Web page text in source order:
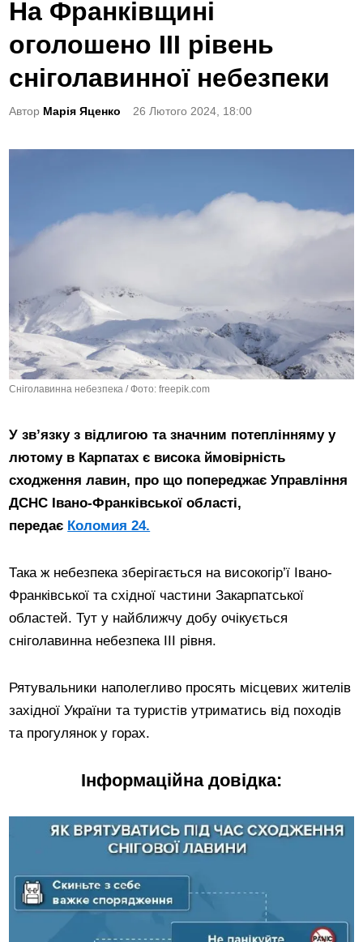
s
t
e
d
i
На Франківщині
оголошено III рівень
сніголавинної небезпеки
Автор Марія Яценко 26 Лютого 2024, 18:00
Сніголавинна небезпека / Фото: freepik.com
У зв’язку з відлигою та значним потеплінняму у
лютому в Карпатах є висока ймовірність
сходження лавин, про що попереджає Управління
ДСНС Івано-Франківської області,
передає Коломия 24.
Така ж небезпека зберігається на високогiр’ї Iвано-
Франкiвської та східної частини Закарпатської
областей. Тут у найближчу добу очікується
снiголавинна небезпека III рiвня.
Рятувальники наполегливо просять місцевих жителів
західної України та туристів утриматись від походів
та прогулянок у горах.
Інформаційна довідка: